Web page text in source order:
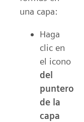
una capa:
Haga
clic en
el icono
del
puntero
de la
capa